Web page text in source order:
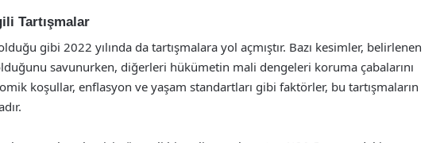
Tartışmalar
gibi 2022 yılında da tartışmalara yol açmıştır. Bazı kesimler, belirlenen
savunurken, diğerleri hükümetin mali dengeleri koruma çabalarını
koşullar, enflasyon ve yaşam standartları gibi faktörler, bu tartışmaların